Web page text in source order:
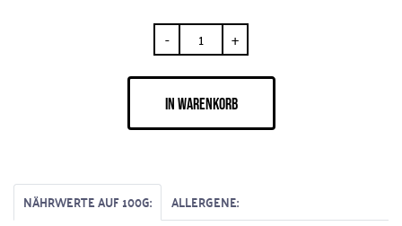
- +
IN WARENKORB
NÄHRWERTE AUF 100G: ALLERGENE: